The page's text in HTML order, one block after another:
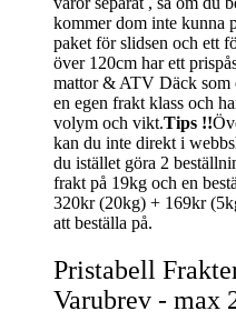
kommer dom inte kunna
paket för slidsen och ett
över 120cm har ett
mattor & ATV Däck som
en egen frakt klass och
volym och vikt.Tips !!
kan du inte direkt i
du istället göra 2
frakt på 19kg och en
320kr (20kg) + 169kr
att beställa på.
Pristabell
Varubrev - max